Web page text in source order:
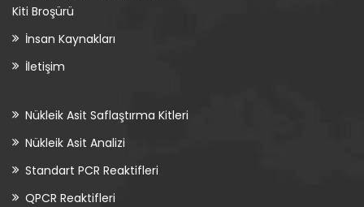
Kiti Broşürü
İnsan Kaynakları
İletişim
Nükleik Asit Saflaştırma Kitleri
Nükleik Asit Analizi
Standart PCR Reaktifleri
QPCR Reaktifleri